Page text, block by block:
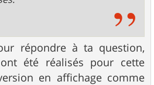
répondre à ta question,
été réalisés pour cette
en affichage comme